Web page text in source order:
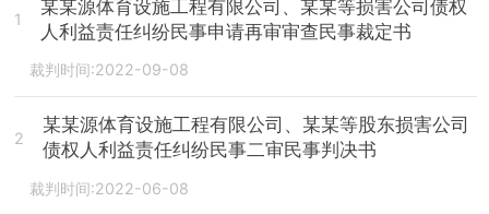
1
某某源体育设施工程有限公司、某某等损害公司债权
人利益责任纠纷民事申请再审审查民事裁定书
裁判时间:2022-09-08
2
某某源体育设施工程有限公司、某某等股东损害公司
债权人利益责任纠纷民事二审民事判决书
裁判时间:2022-06-08